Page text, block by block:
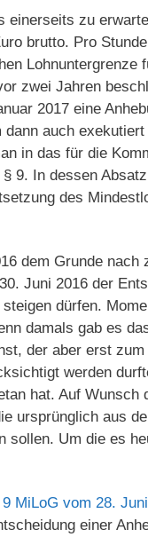
zu
brutto. Pro
zwei Jahren
2017 eine
auch
in das für die
9. In dessen
des
dem Grunde
Juni 2016 der
dürfen.
damals gab es
der aber erst
werden
hat. Auf
ursprünglich aus
Um die es
MiLoG vom 28.
einer